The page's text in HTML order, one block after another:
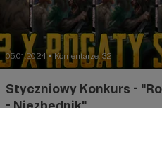
05.01.2024 ● Komentarze: 32
Styczniowy Konkurs -
- Niezbędnik"
wygrania trzy kopie: "Rogaty
najnowszego podręcznika do